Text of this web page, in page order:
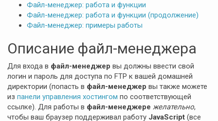
Файл-менеджер: работа и функции
Файл-менеджер: работа и функции (продолжение)
Файл-менеджер: примеры работы
Описание файл-менеджера
Для входа в файл-менеджер вы должны ввести свой
логин и пароль для доступа по FTP к вашей домашней
директории (попасть в файл-менеджер вы также можете
из панели управления хостингом по соответствующей
ссылке). Для работы в файл-менеджере желательно,
чтобы ваш браузер поддерживал работу JavaScript (все